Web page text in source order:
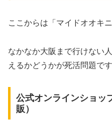
ここからは「マイドオオキ
なかなか大阪まで行けない
えるかどうかが死活問題です
公式オンラインショッ
販）